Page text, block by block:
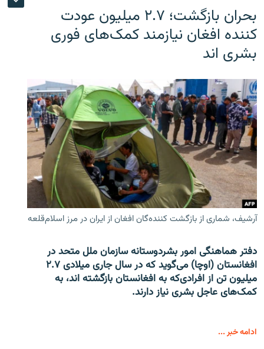
بحران بازگشت؛ ۲.۷ میلیون عودت
کننده افغان نیازمند کمک‌های فوری
بشری اند
آرشیف، شماری از بازگشت کننده‌گان افغان از ایران در مرز اسلام‌قلعه
دفتر هماهنگی امور بشردوستانه سازمان ملل متحد در
افغانستان (اوچا) می‌گوید که در سال جاری میلادی ۲.۷
میلیون تن از افرادی‌که به افغانستان بازگشته اند، به
کمک‌های عاجل بشری نیاز دارند.
ادامه خبر ...